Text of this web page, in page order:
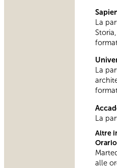
La
La
La
Altre
alle